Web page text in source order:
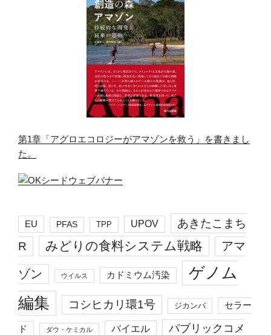
第1章「アグロエコロジーがアマゾンを救う」を書きまし
た。
EU PFAS TPP UPOV
あきたこまち
R
みどりの食料システム戦略 アマ
ゾン ウイルス カドミウム汚染
ゲノム
編集
コシヒカリ環1号 ジカンバ セラー
ド ダウ・ケミカル バイエル パブリックコメ